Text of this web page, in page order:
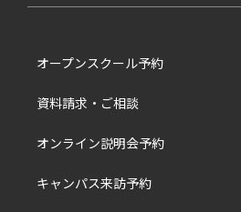
オープンスクール予約
資料請求・ご相談
オンライン説明会予約
キャンパス来訪予約